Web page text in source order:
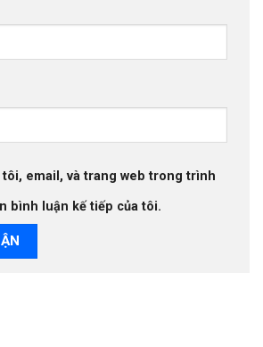
tôi, email, và trang web trong trình
bình luận kế tiếp của tôi.